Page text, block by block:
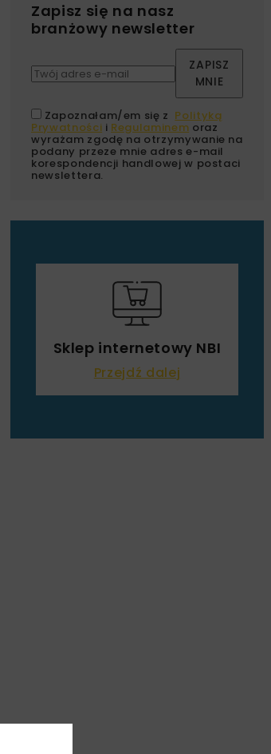
Zapisz się na nasz
branżowy newsletter
ZAPISZ
MNIE
Zapoznałam/em się z Polityką
Prywatności i Regulaminem oraz
wyrażam zgodę na otrzymywanie na
podany przeze mnie adres e-mail
korespondencji handlowej w postaci
newslettera.
Sklep internetowy NBI
Przejdź dalej